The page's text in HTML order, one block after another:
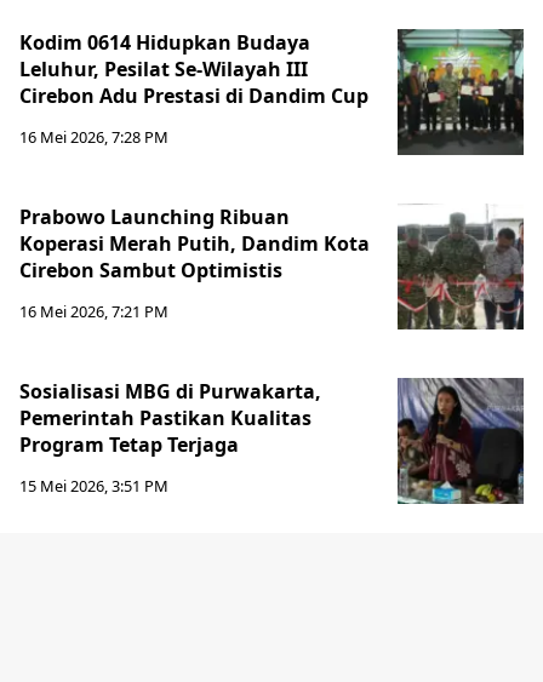
Kodim 0614 Hidupkan Budaya
Leluhur, Pesilat Se-Wilayah III
Cirebon Adu Prestasi di Dandim Cup
16 Mei 2026, 7:28 PM
Prabowo Launching Ribuan
Koperasi Merah Putih, Dandim Kota
Cirebon Sambut Optimistis
16 Mei 2026, 7:21 PM
Sosialisasi MBG di Purwakarta,
Pemerintah Pastikan Kualitas
Program Tetap Terjaga
15 Mei 2026, 3:51 PM